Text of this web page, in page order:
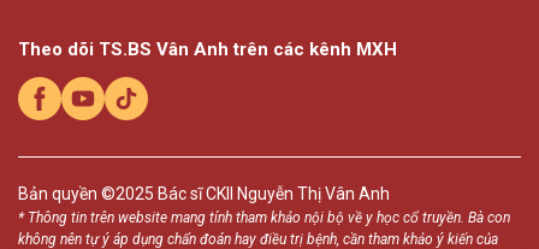
Theo dõi TS.BS Vân Anh trên các kênh MXH
Bản quyền ©2025 Bác sĩ CKII Nguyễn Thị Vân Anh
* Thông tin trên website mang tính tham khảo nội bộ về y học cổ truyền. Bà con
không nên tự ý áp dụng chẩn đoán hay điều trị bệnh, cần tham khảo ý kiến của